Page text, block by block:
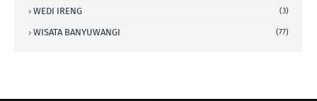
WEDI IRENG (3)
WISATA BANYUWANGI (77)